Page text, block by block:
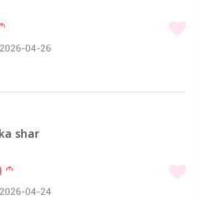
2026-04-26
shar
m
2026-04-24